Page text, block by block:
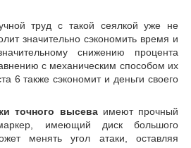
труд с такой сеялкой уже не
значительно сэкономить время и
снижению процента
с механическим способом их
6 также сэкономит и деньги своего
точного высеваимеют прочный
имеющий диск большого
менять угол атаки, оставляя